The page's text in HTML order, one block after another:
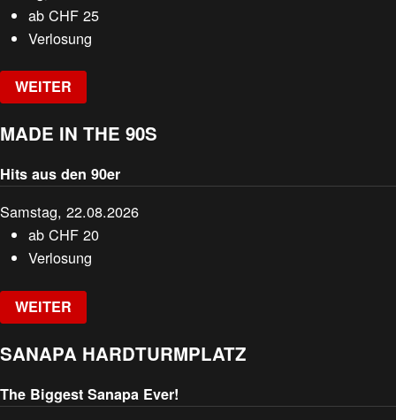
abCHF 25
Verlosung
WEITER
MADE IN THE 90S
Hits aus den 90er
Samstag, 22.08.2026
abCHF 20
Verlosung
WEITER
SANAPA HARDTURMPLATZ
The Biggest Sanapa Ever!